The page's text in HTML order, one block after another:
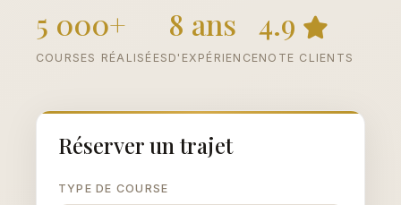
5 000+
COURSES RÉALISÉES
8 ans
D'EXPÉRIENCE
4.9
NOTE CLIENTS
Réserver un trajet
TYPE DE COURSE